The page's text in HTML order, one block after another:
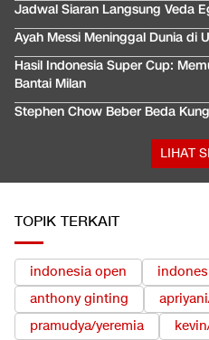
Jadwal Siaran Langsung Veda
Ayah Messi Meninggal Dunia di
Hasil Indonesia Super Cup:
Bantai Milan
Stephen Chow Beber Beda
LIHAT
TOPIK TERKAIT
indonesia open
anthony ginting
pramudya/yeremia